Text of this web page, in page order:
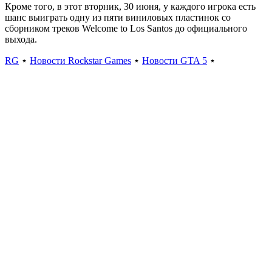
Кроме того, в этот вторник, 30 июня, у каждого игрока есть
шанс выиграть одну из пяти виниловых пластинок со
сборником треков Welcome to Los Santos до официального
выхода.
RG ⋆ Новости Rockstar Games ⋆ Новости GTA 5 ⋆